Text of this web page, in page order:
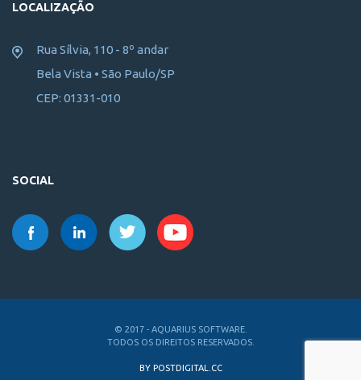
LOCALIZAÇÃO
Rua Sílvia, 110 - 8º andar
Bela Vista • São Paulo/SP
CEP: 01331-010
SOCIAL
© 2017 - AQUARIUS SOFTWARE.
TODOS OS DIREITOS RESERVADOS.
BY POSTDIGITAL.CC